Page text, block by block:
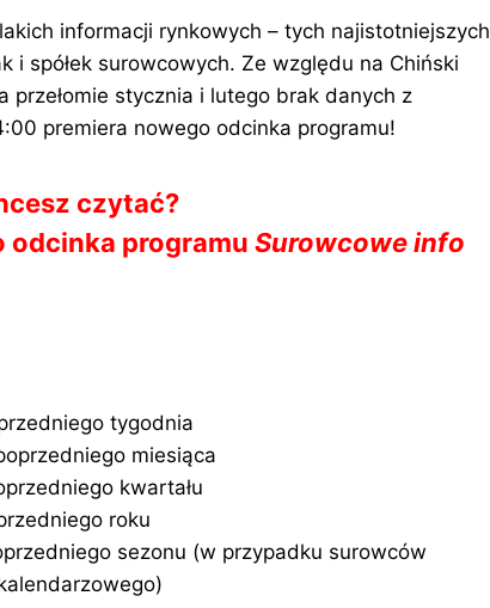
informacji rynkowych – tych najistotniejszych
i spółek surowcowych. Ze względu na Chiński
przełomie stycznia i lutego brak danych z
premiera nowego odcinka programu!
czytać?
odcinka programu Surowcowe info
tygodnia
miesiąca
kwartału
roku
sezonu (w przypadku surowców